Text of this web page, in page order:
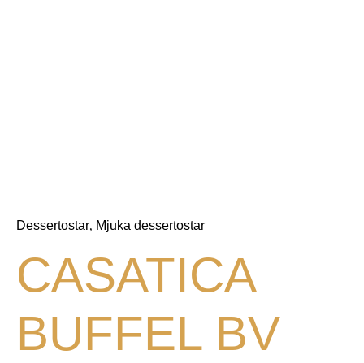
Dessertostar, Mjuka dessertostar
CASATICA
BUFFEL BV